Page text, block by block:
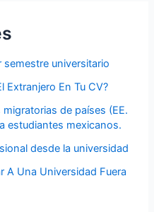
semestre universitario
Extranjero En Tu CV?
de países (EE.
estudiantes mexicanos.
desde la universidad
A Una Universidad Fuera